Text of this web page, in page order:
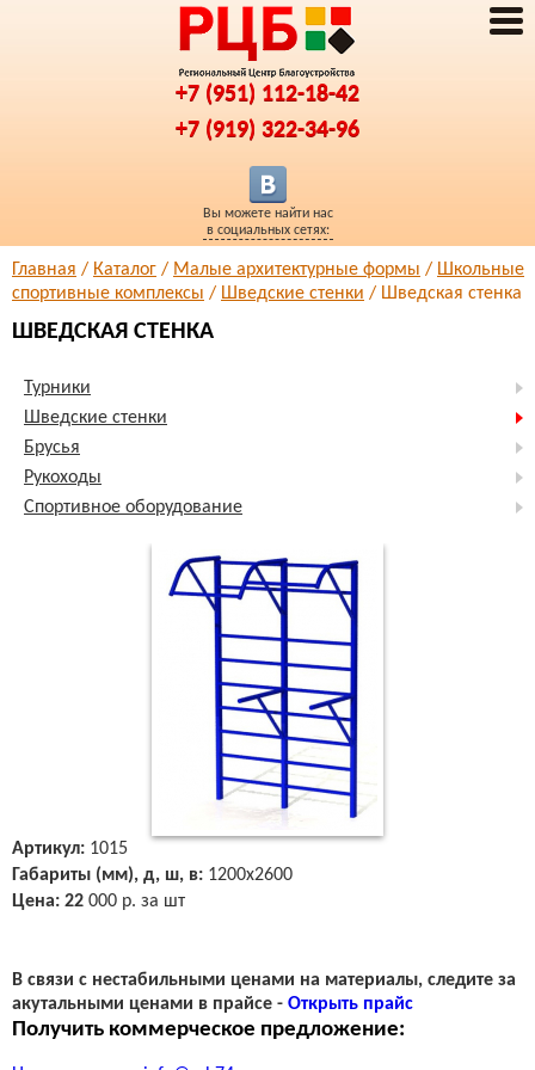
+7 (951) 112-18-42
+7 (919) 322-34-96
Вы можете найти нас
в социальных сетях:
Главная / Каталог / Малые архитектурные формы / Школьные
спортивные комплексы / Шведские стенки / Шведская стенка
ШВЕДСКАЯ СТЕНКА
Турники
Шведские стенки
Брусья
Рукоходы
Спортивное оборудование
Артикул: 1015
Габариты (мм), д, ш, в: 1200х2600
Цена: 22 000 р. за шт
В связи с нестабильными ценами на материалы, следите за
акутальными ценами в прайсе - Открыть прайс
Получить коммерческое предложение: